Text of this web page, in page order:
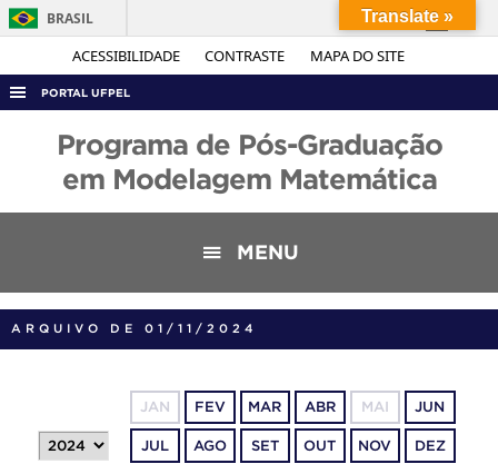
ACESSIBILIDADE CONTRASTE MAPA DO SITE
BRASIL
Simplifique!
Acesso à informação
Legislação
PORTAL UFPEL
TELEFONES
Programa de Pós-Graduação
em Modelagem Matemática
MENU
ARQUIVO DE 01/11/2024
JAN FEV MAR ABR MAI JUN
JUL AGO SET OUT NOV DEZ
Translate »